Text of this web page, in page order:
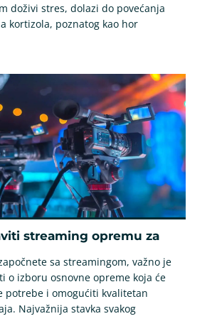
doživi stres, dolazi do povećanja
kortizola, poznatog kao hor
streaming opremu za
sa streamingom, važno je
o izboru osnovne opreme koja će
potrebe i omogućiti kvalitetan
Najvažnija stavka svakog